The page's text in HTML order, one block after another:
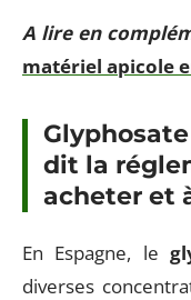
A lire en
matériel apicole
dit la
acheter et
En Espagne, le
diverses